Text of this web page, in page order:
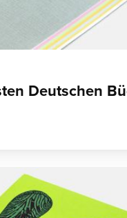
Deutschen